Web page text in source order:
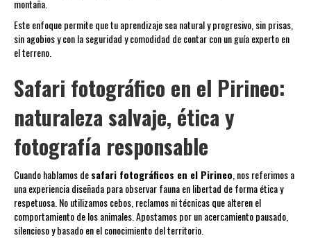
montaña.
Este enfoque permite que tu aprendizaje sea natural y progresivo, sin prisas,
sin agobios y con la seguridad y comodidad de contar con un guía experto en
el terreno.
Safari fotográfico en el Pirineo:
naturaleza salvaje, ética y
fotografía responsable
Cuando hablamos desafari fotográficos en el Pirineo , nos referimos a
una experiencia diseñada para observar fauna en libertad de forma ética y
respetuosa. No utilizamos cebos, reclamos ni técnicas que alteren el
comportamiento de los animales. Apostamos por un acercamiento pausado,
silencioso y basado en el conocimiento del territorio.